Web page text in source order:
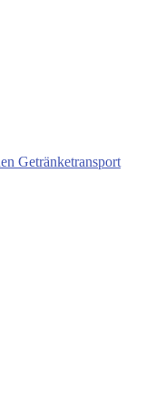
Getränketransport